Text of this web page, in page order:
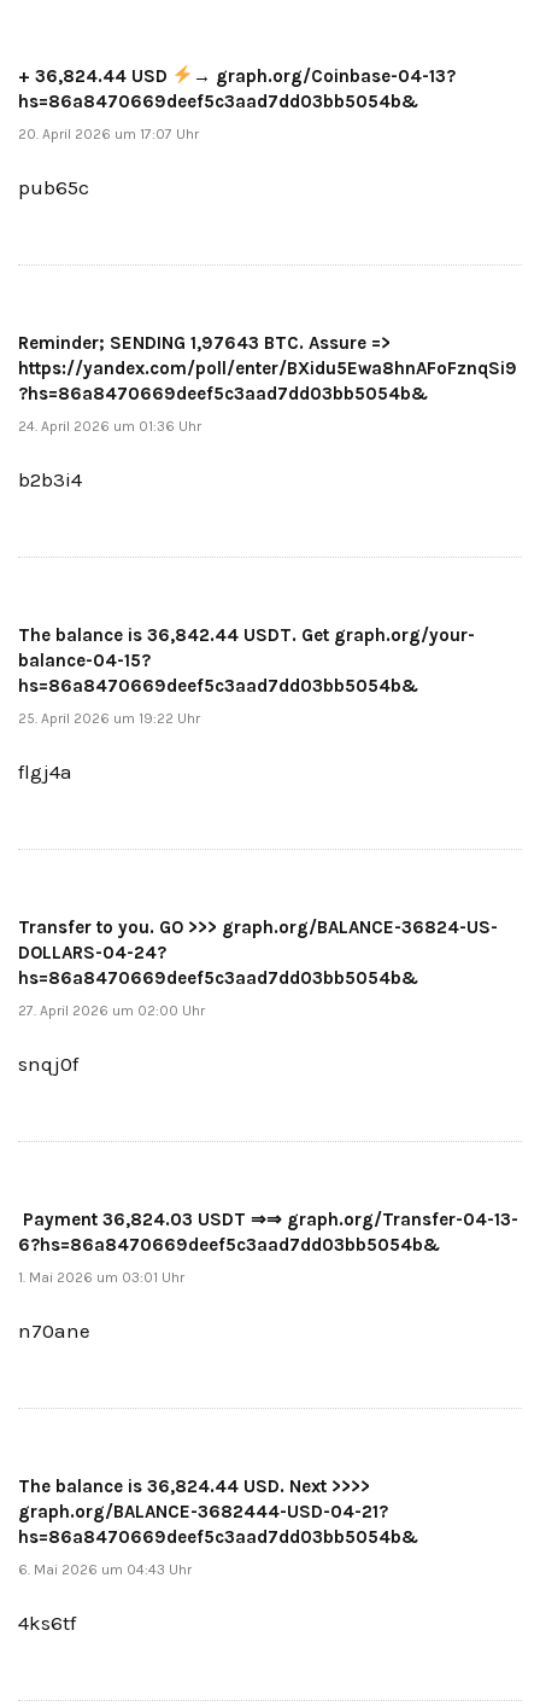
+ 36,824.44 USD
→ graph.org/Coinbase-04-13?
hs=86a8470669deef5c3aad7dd03bb5054b&
20. April 2026 um 17:07 Uhr
pub65c
Reminder; SENDING 1,97643 BTC. Assure =>
https://yandex.com/poll/enter/BXidu5Ewa8hnAFoFznqSi9
?hs=86a8470669deef5c3aad7dd03bb5054b&
24. April 2026 um 01:36 Uhr
b2b3i4
The balance is 36,842.44 USDT. Get graph.org/your-
balance-04-15?
hs=86a8470669deef5c3aad7dd03bb5054b&
25. April 2026 um 19:22 Uhr
flgj4a
Transfer to you. GO >>> graph.org/BALANCE-36824-US-
DOLLARS-04-24?
hs=86a8470669deef5c3aad7dd03bb5054b&
27. April 2026 um 02:00 Uhr
snqj0f
️ Payment 36,824.03 USDT ⇒⇒ graph.org/Transfer-04-13-
6?hs=86a8470669deef5c3aad7dd03bb5054b& ️
1. Mai 2026 um 03:01 Uhr
n70ane
The balance is 36,824.44 USD. Next >>>>
graph.org/BALANCE-3682444-USD-04-21?
hs=86a8470669deef5c3aad7dd03bb5054b&
6. Mai 2026 um 04:43 Uhr
4ks6tf